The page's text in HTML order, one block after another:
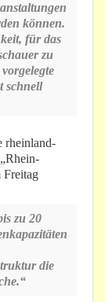
können.
für das
zu
schnell
rheinland-
Freitag
zu 20
die